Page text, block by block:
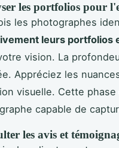
les portfolios pour
les photographes
leurs portfolios
vision. La
Appréciez les
visuelle. Cette
capable de
les avis et